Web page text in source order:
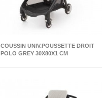
COUSSIN UNIV.POUSSETTE DROIT
POLO GREY 30X80X1 CM